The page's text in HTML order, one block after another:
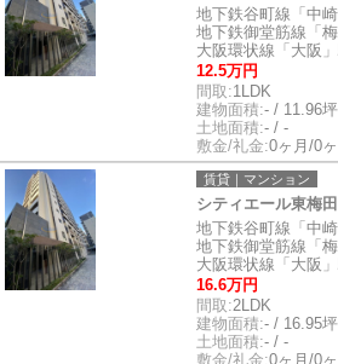
地下鉄谷町線「中
地下鉄御堂筋線「
大阪環状線「大阪
12.5万円
間取:1LDK
建物面積:- / 11.96坪
土地面積:- / -
敷金/礼金:0ヶ月/0ヶ
賃貸｜マンション
シティエール東梅
地下鉄谷町線「中
地下鉄御堂筋線「
大阪環状線「大阪
16.6万円
間取:2LDK
建物面積:- / 16.95坪
土地面積:- / -
敷金/礼金:0ヶ月/0ヶ